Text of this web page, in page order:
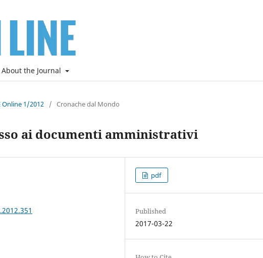
About the Journal
Online 1/2012 / Cronache dal Mondo
ai documenti amministrativi
pdf
Published
2017-03-22